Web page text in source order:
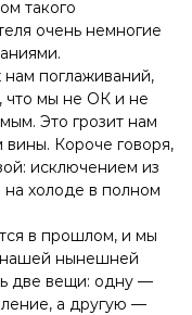
такого
очень немногие
поглаживаний,
что мы не ОК и не
Это грозит нам
Короче говоря,
исключением из
на холоде в полном
в прошлом, и мы
нашей нынешней
две вещи: одну —
а другую —